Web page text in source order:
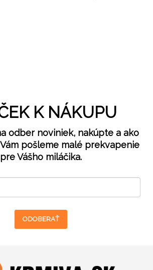
K NÁKUPU
odber noviniek, nakúpte a ako
pošleme malé prekvapenie
pre Vášho miláčika.
ODOBERAŤ